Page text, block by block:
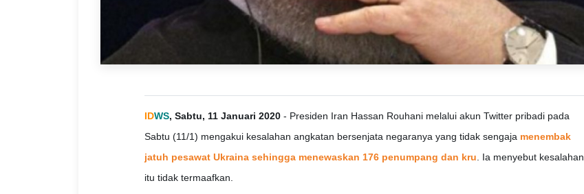
IDWS, Sabtu, 11 Januari 2020- Presiden Iran Hassan Rouhani melalui akun Twitter pribadi pada
Sabtu (11/1) mengakui kesalahan angkatan bersenjata negaranya yang tidak sengaja menembak
jatuh pesawat Ukraina sehingga menewaskan 176 penumpang dan kru . Ia menyebut kesalahan
itu tidak termaafkan.